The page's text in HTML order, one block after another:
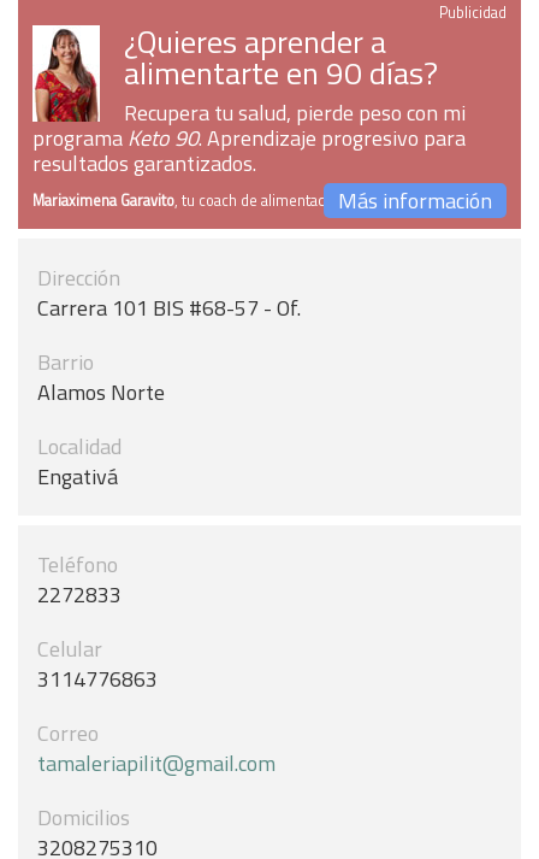
Publicidad
¿Quieres aprender a
alimentarte en 90 días?
Recupera tu salud, pierde peso con mi
programaKeto 90. Aprendizaje progresivo para
resultados garantizados.
Mariaximena Garavito, tu coach de alimentaciónMás información
Dirección
Carrera 101 BIS #68-57 - Of.
Barrio
Alamos Norte
Localidad
Engativá
Teléfono
2272833
Celular
3114776863
Correo
tamaleriapilit@gmail.com
Domicilios
3208275310